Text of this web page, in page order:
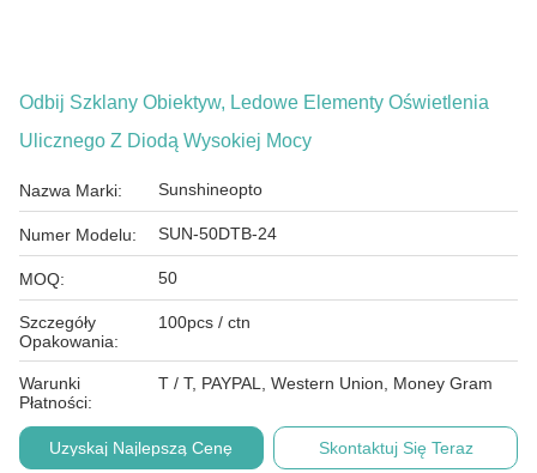
Odbij Szklany Obiektyw, Ledowe Elementy Oświetlenia
Ulicznego Z Diodą Wysokiej Mocy
Nazwa Marki: Sunshineopto
Numer Modelu: SUN-50DTB-24
MOQ: 50
Szczegóły
Opakowania:
100pcs / ctn
Warunki
Płatności:
T / T, PAYPAL, Western Union, Money Gram
Uzyskaj Najlepszą Cenę Skontaktuj Się Teraz